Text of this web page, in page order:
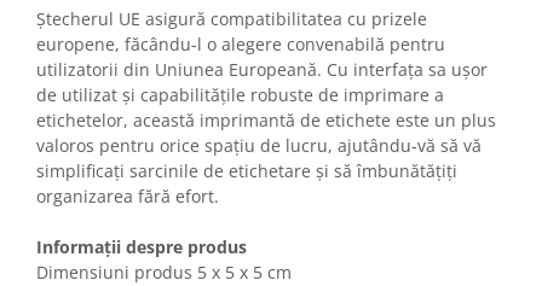
Ochelari de vedere
Gaming, Carti & Birotica
Birotica & Papetarie
Console, Jocuri & Accesorii
Ingrijire personala & Cosmetice
Accesorii aparate de ras electrice
Accesorii aparate hair styling
Aparate & Accesorii ingrijire
personala
Ștecherul UE asigură compatibilitatea cu prizele
europene, făcându-l o alegere convenabilă pentru
utilizatorii din Uniunea Europeană. Cu interfața sa ușor
de utilizat și capabilitățile robuste de imprimare a
etichetelor, această imprimantă de etichete este un plus
valoros pentru orice spațiu de lucru, ajutându-vă să vă
simplificați sarcinile de etichetare și să îmbunătățiți
organizarea fără efort.
Informații despre produs
Dimensiuni produs 5 x 5 x 5 cm